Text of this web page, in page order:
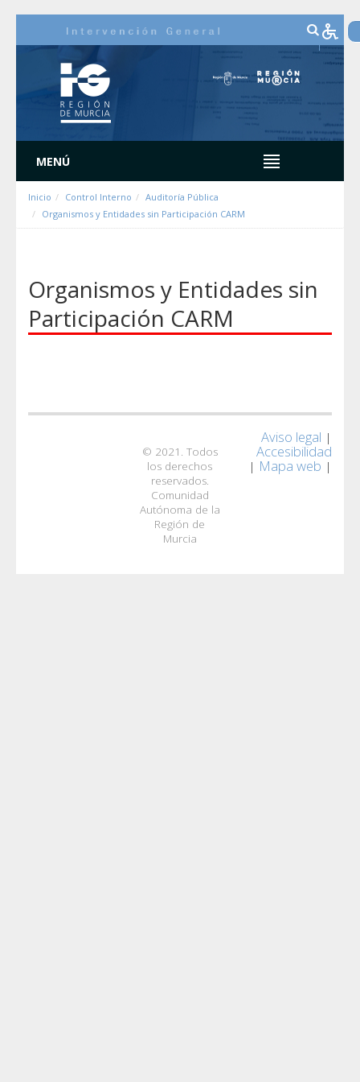
MENÚ
Inicio Control Interno
Auditoría Pública
Organismos y Entidades sin Participación CARM
Organismos y Entidades sin
Participación CARM
© 2021. Todos
los derechos
reservados.
Comunidad
Autónoma de la
Región de
Murcia
Aviso legal |
Accesibilidad
| Mapa web |